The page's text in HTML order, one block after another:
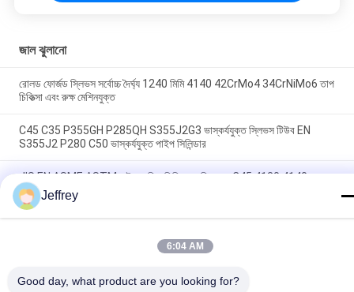
জাল ঝুলানো
রোলড ফোর্জড স্লিভস সর্বোচ্চ দৈর্ঘ্য 1240 মিমি 4140 42CrMo4 34CrNiMo6 তাপ
চিকিত্সা এবং রুক্ষ মেশিনযুক্ত
C45 C35 P355GH P285QH S355J2G3 ভাস্কর্যযুক্ত স্লিভস টিউব EN
S355J2 P280 C50 ভাস্কর্যযুক্ত পাইপ সিলিন্ডার
JIS EN ASME ASTM হাইড্রোলিক সিলিন্ডার বুশিং হাতা C45 4130 4140
42CrMo4 4340 Rough Mach এবং UT
Jeffrey
6:04 AM
Good day, what product are you looking for?